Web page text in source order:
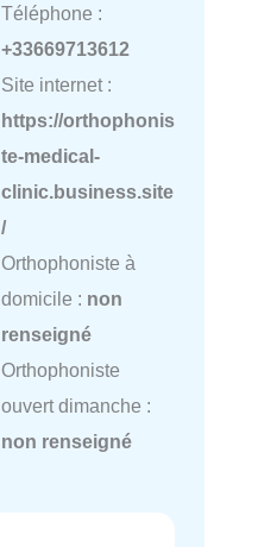
Téléphone :
+33669713612
Site internet :
https://orthophonis
te-medical-
clinic.business.site
/
Orthophoniste à
domicile : non
renseigné
Orthophoniste
ouvert dimanche :
non renseigné